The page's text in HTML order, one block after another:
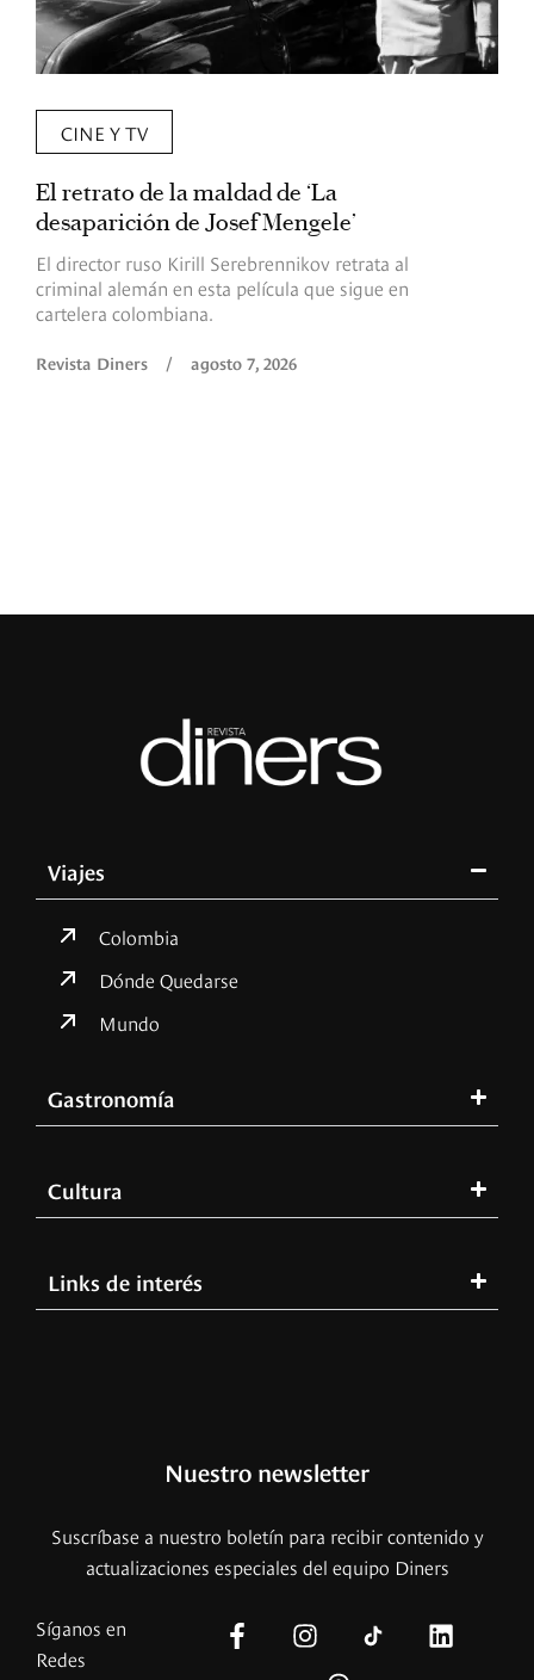
CINE Y TV
El retrato de la maldad de ‘La
desaparición de Josef Mengele’
El director ruso Kirill Serebrennikov retrata al
criminal alemán en esta película que sigue en
cartelera colombiana.
Revista Diners / agosto 7, 2026
Viajes
Colombia
Dónde Quedarse
Mundo
Gastronomía
Cultura
Links de interés
Nuestro newsletter
Suscríbase a nuestro boletín para recibir contenido y
actualizaciones especiales del equipo Diners
Síganos en
Redes